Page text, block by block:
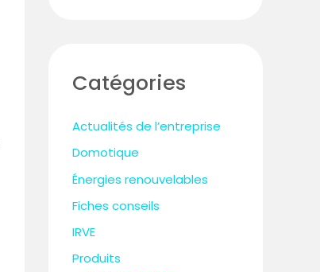
e
c
h
:
Catégories
Actualités de l’entreprise
Domotique
Énergies renouvelables
Fiches conseils
IRVE
Produits